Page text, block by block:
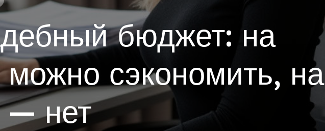
бюджет: на
сэкономить, на
— нет